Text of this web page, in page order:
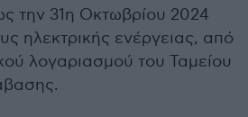
την 31η Οκτωβρίου 2024
ηλεκτρικής ενέργειας, από
λογαριασμού του Ταμείου